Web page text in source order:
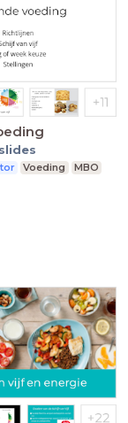
slides
Voeding
MBO